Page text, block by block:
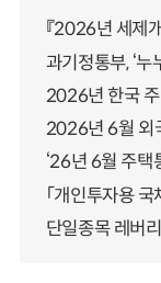
『2026년 세제
과기정통부, ‘
2026년 한국
2026년 6월 외
‘26년 6월 주택
「개인투자용